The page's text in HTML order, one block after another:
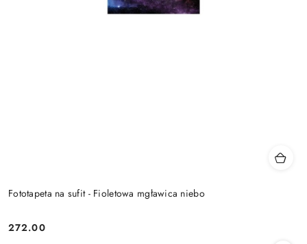
Fototapeta na sufit - Fioletowa mgławica niebo
Cena:
272.00